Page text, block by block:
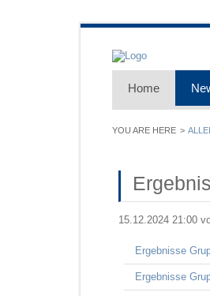
Home
15.12.2024 21:00
Ergebnisse
Ergebnisse